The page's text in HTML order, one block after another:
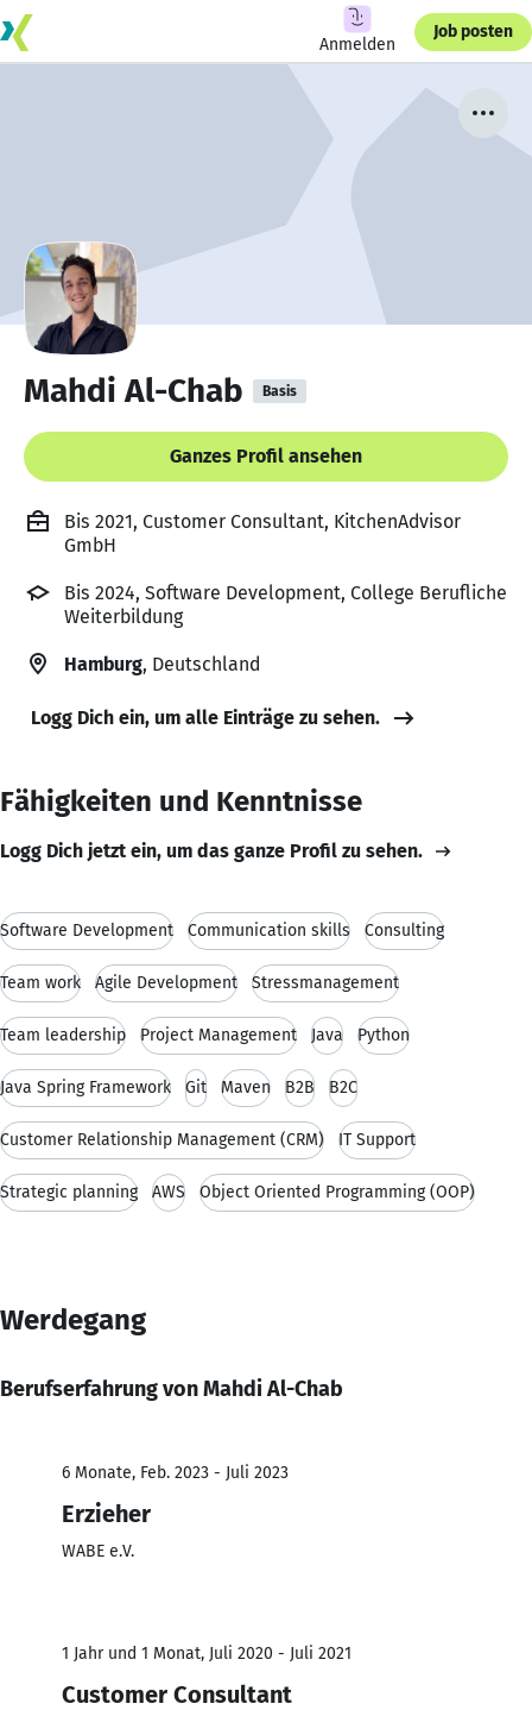
Anmelden
Job posten
Mahdi Al-Chab Basis
Ganzes Profil ansehen
Bis 2021, Customer Consultant, KitchenAdvisor
GmbH
Bis 2024, Software Development, College Berufliche
Weiterbildung
Hamburg, Deutschland
Logg Dich ein, um alle Einträge zu sehen.
Fähigkeiten und Kenntnisse
Logg Dich jetzt ein, um das ganze Profil zu sehen.
Software Development Communication skills Consulting
Team work Agile Development Stressmanagement
Team leadership Project Management Java Python
Java Spring Framework Git Maven B2B B2C
Customer Relationship Management (CRM) IT Support
Strategic planning AWS Object Oriented Programming (OOP)
Werdegang
Berufserfahrung von Mahdi Al-Chab
6 Monate, Feb. 2023 - Juli 2023
Erzieher
WABE e.V.
1 Jahr und 1 Monat, Juli 2020 - Juli 2021
Customer Consultant